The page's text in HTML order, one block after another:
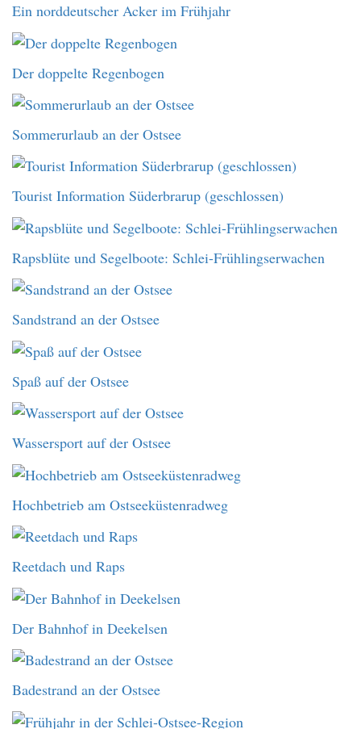
Ein norddeutscher Acker im Frühjahr
Der doppelte Regenbogen
Sommerurlaub an der Ostsee
Tourist Information Süderbrarup (geschlossen)
Rapsblüte und Segelboote: Schlei-Frühlingserwachen
Sandstrand an der Ostsee
Spaß auf der Ostsee
Wassersport auf der Ostsee
Hochbetrieb am Ostseeküstenradweg
Reetdach und Raps
Der Bahnhof in Deekelsen
Badestrand an der Ostsee